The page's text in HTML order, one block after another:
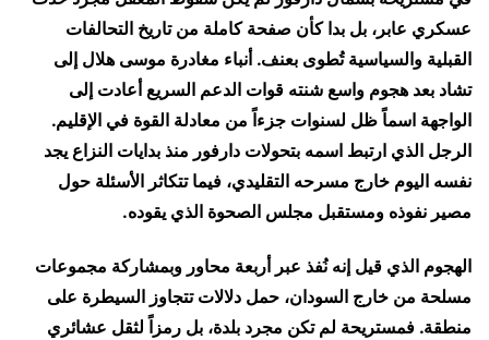
عسكري عابر، بل بدا كأن صفحة كاملة من تاريخ التحالفات
القبلية والسياسية تُطوى بعنف. أنباء مغادرة موسى هلال إلى
تشاد بعد هجوم واسع شنته قوات الدعم السريع أعادت إلى
الواجهة اسماً ظل لسنوات جزءاً من معادلة القوة في الإقليم.
الرجل الذي ارتبط اسمه بتحولات دارفور منذ بدايات النزاع يجد
نفسه اليوم خارج مسرحه التقليدي، فيما تتكاثر الأسئلة حول
مصير نفوذه ومستقبل مجلس الصحوة الذي يقوده.
الهجوم الذي قيل إنه نُفذ عبر أربعة محاور وبمشاركة مجموعات
مسلحة من خارج السودان، حمل دلالات تتجاوز السيطرة على
منطقة. فمستريحة لم تكن مجرد بلدة، بل رمزاً لثقل عشائري